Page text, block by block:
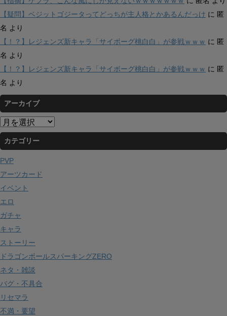
【疑問】ベジットゴジータってどっちが主人格とかあるんだっけ に 匿
名 より
【！？】レジェンズ新キャラ「サイボーグ桃白白」が参戦ｗｗｗ に 匿
名 より
【！？】レジェンズ新キャラ「サイボーグ桃白白」が参戦ｗｗｗ に 匿
名 より
アーカイブ
ア
ー
カ
イ
ブ
カテゴリー
PVP
アーツカード
イベント
エロ
ガチャ
キャラ
ストーリー
ドラゴンボールスパーキングZERO
ネタ・雑談
バグ・不具合
リセマラ
不満・要望